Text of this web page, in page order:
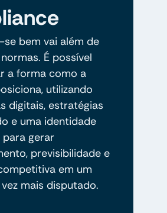
bem vai além de
É possível
a forma como a
utilizando
digitais, estratégias
e uma identidade
gerar
previsibilidade e
em um
mais disputado.